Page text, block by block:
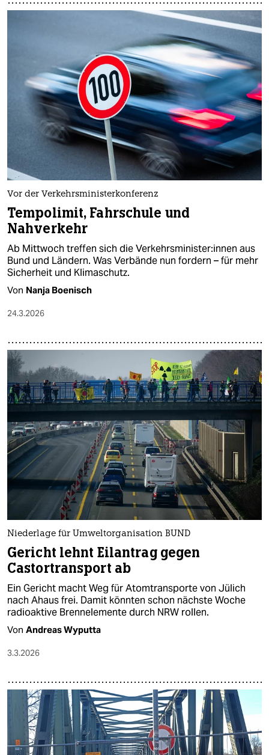
Vor der Verkehrsministerkonferenz
Tempolimit, Fahrschule und
Nahverkehr
Ab Mittwoch treffen sich die Ver­kehrs­mi­nis­te­r:in­nen aus
Bund und Ländern. Was Verbände nun fordern – für mehr
Sicherheit und Klimaschutz.
Von Nanja Boenisch
24.3.2026
Niederlage für Umweltorganisation BUND
Gericht lehnt Eilantrag gegen
Castortransport ab
Ein Gericht macht Weg für Atomtransporte von Jülich
nach Ahaus frei. Damit könnten schon nächste Woche
radioaktive Brennelemente durch NRW rollen.
Von Andreas Wyputta
3.3.2026